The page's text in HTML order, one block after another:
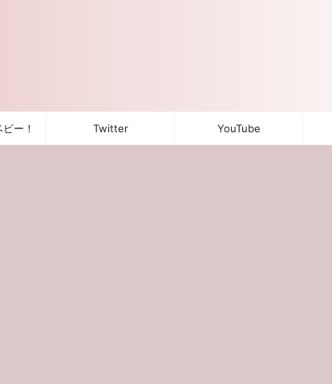
ー！ Twitter YouTube